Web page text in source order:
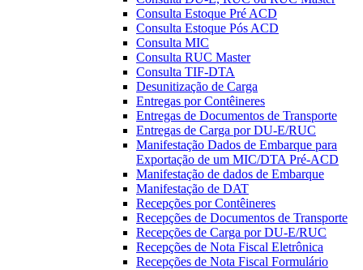
Consulta Estoque Pré ACD
Consulta Estoque Pós ACD
Consulta MIC
Consulta RUC Master
Consulta TIF-DTA
Desunitização de Carga
Entregas por Contêineres
Entregas de Documentos de Transporte
Entregas de Carga por DU-E/RUC
Manifestação Dados de Embarque para
Exportação de um MIC/DTA Pré-ACD
Manifestação de dados de Embarque
Manifestação de DAT
Recepções por Contêineres
Recepções de Documentos de Transporte
Recepções de Carga por DU-E/RUC
Recepções de Nota Fiscal Eletrônica
Recepções de Nota Fiscal Formulário